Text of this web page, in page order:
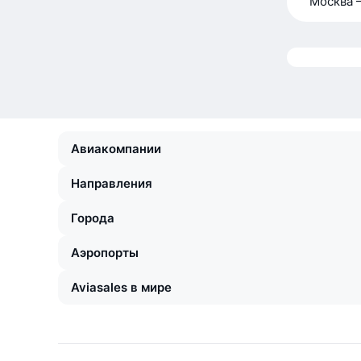
Авиакомпании
Направления
Города
Аэропорты
Aviasales в мире